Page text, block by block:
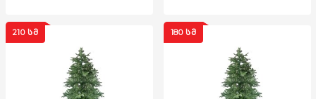
210 ᲡᲛ 180 ᲡᲛ